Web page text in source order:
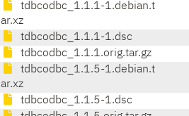
tdbcodbc_1.1.1-1.debian.t
ar.xz
tdbcodbc_1.1.1-1.dsc
tdbcodbc_1.1.1.orig.tar.gz
tdbcodbc_1.1.5-1.debian.t
ar.xz
tdbcodbc_1.1.5-1.dsc